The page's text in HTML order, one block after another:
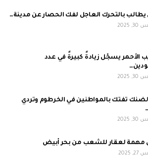
يطالب بالتحرك العاجل لفك الحصار عن مدينة…
الأحمر يسجّل زيادةً كبيرةً في عدد
تفتك بالمواطنين في الخرطوم وتردي
مهمة لعقار للشعب من بحر أبيض